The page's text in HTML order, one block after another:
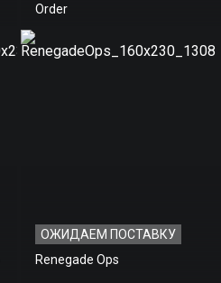
Order
ОЖИДАЕМ ПОСТАВКУ
Renegade Ops